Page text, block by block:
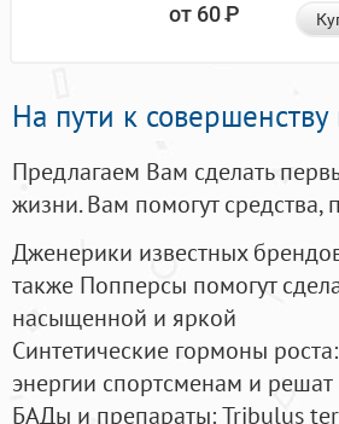
от 60Р
На пути к
Предлагаем Вам сделать
жизни. Вам помогут
Дженерики известных
также Попперсы помогут
насыщенной и яркой
Синтетические гормоны роста
энергии спортсменам и
БАДы и препараты:Tribulus